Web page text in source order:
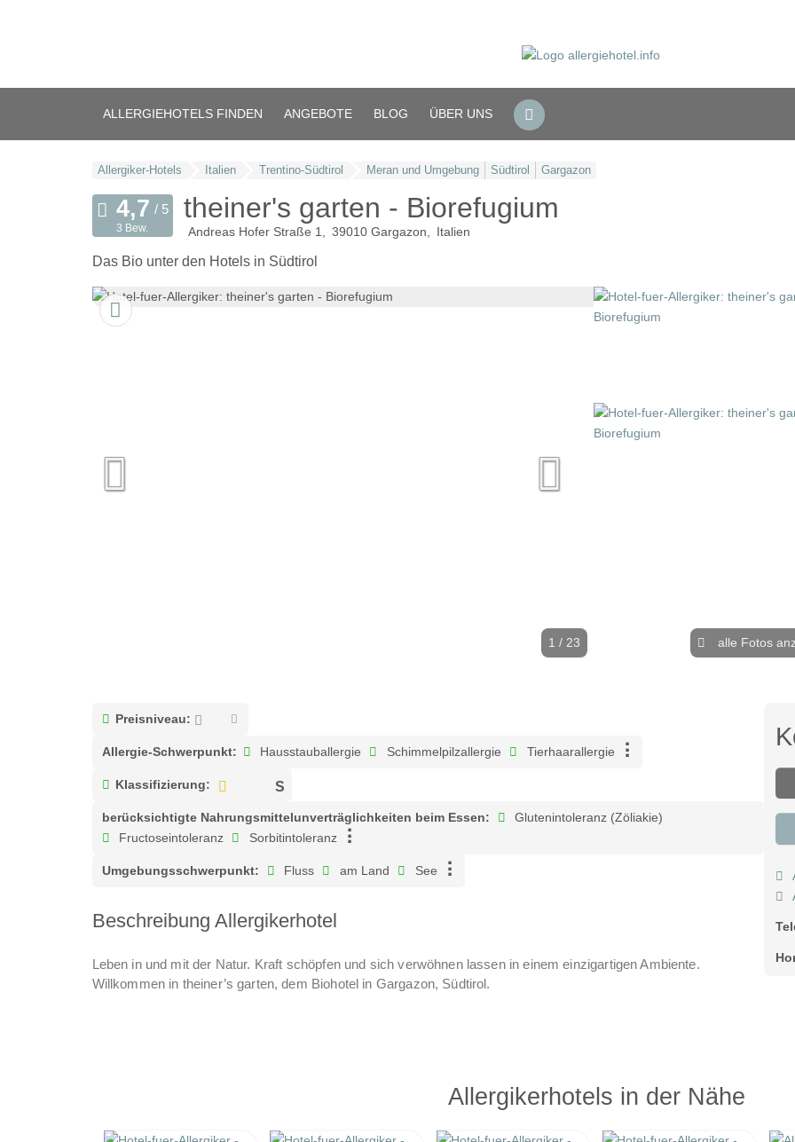
ALLERGIEHOTELS FINDEN ANGEBOTE BLOG ÜBER UNS
Allergiker-Hotels Italien Trentino-Südtirol Meran und Umgebung Südtirol Gargazon
theiner's garten - Biorefugium
Andreas Hofer Straße 1 39010 Gargazon Italien
Das Bio unter den Hotels in Südtirol
3 Bew.
1 / 23 alle Fotos
Preisniveau:
Allergie-Schwerpunkt: Hausstauballergie Schimmelpilzallergie Tierhaarallergie
Klassifizierung:
berücksichtigte Nahrungsmittelunverträglichkeiten beim Essen:
Glutenintoleranz (Zöliakie)
Fructoseintoleranz
Sorbitintoleranz
Umgebungsschwerpunkt: Fluss am Land See
Beschreibung Allergikerhotel
Leben in und mit der Natur. Kraft schöpfen und sich verwöhnen lassen in einem einzigartigen Ambiente.
Willkommen in theiner’s garten, dem Biohotel in Gargazon, Südtirol.
Allergikerhotels in der Nähe